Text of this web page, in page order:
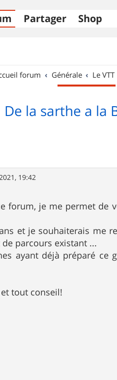
Partager Shop
forum Générale Le VTT
De la sarthe a la
19:42
forum, je me permet de
et je souhaiterais me
parcours existant ...
ayant déjà préparé ce
tout conseil!